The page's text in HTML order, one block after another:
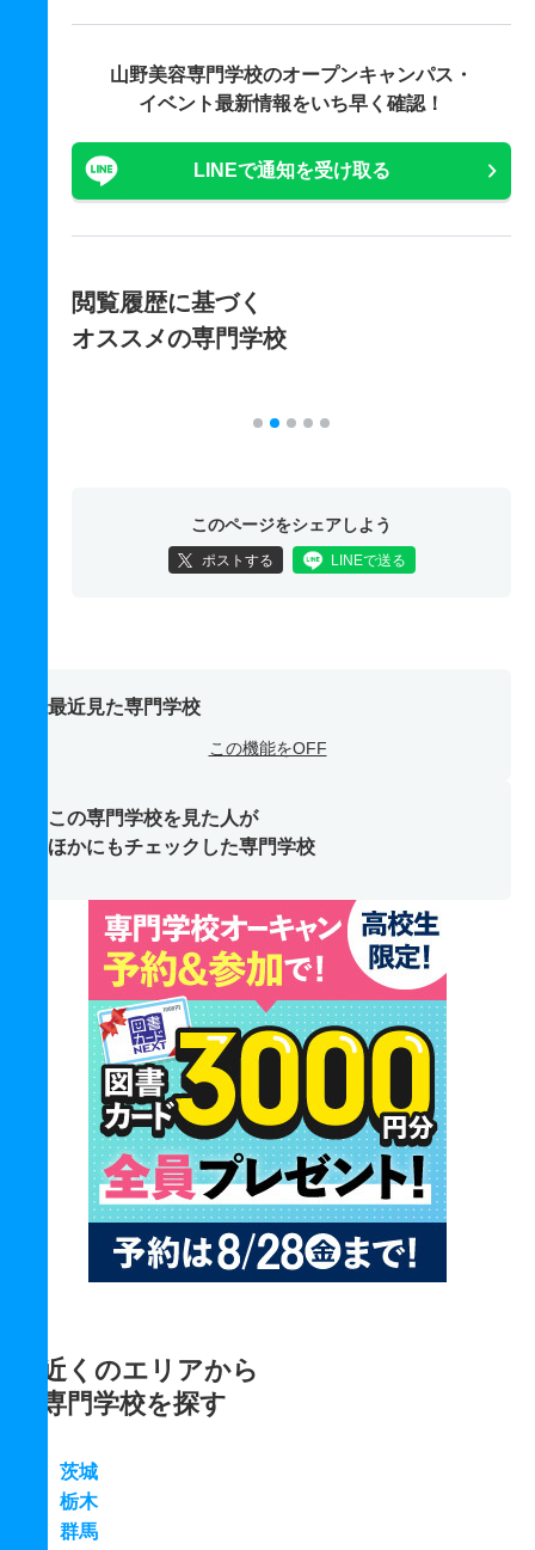
山野美容専門学校のオープンキャンパス・
イベント最新情報をいち早く確認！
LINEで通知を受け取る
閲覧履歴に基づく
オススメの専門学校
このページをシェアしよう
ポストする LINEで送る
最近見た専門学校
この機能をOFF
この専門学校を見た人が
ほかにもチェックした専門学校
近くのエリアから
専門学校を探す
茨城
栃木
群馬